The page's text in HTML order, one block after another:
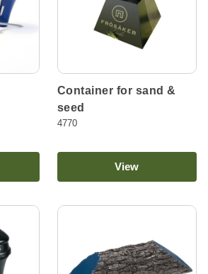
Container for sand &
seed
4770
View